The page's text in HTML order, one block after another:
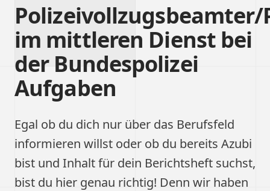
im mittleren Dienst bei
der Bundespolizei
Aufgaben
Egal ob du dich nur über das Berufsfeld
informieren willst oder ob du bereits Azubi
bist und Inhalt für dein Berichtsheft suchst,
bist du hier genau richtig! Denn wir haben